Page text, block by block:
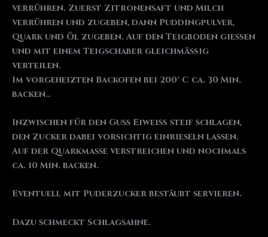
verrühren. Zuerst Zitronensaft und Milch
verrühren und zugeben, dann Puddingpulver,
Quark und Öl zugeben. Auf den Teigboden gießen
und mit einem Teigschaber gleichmäßig
verteilen.
Im vorgeheizten Backofen bei 200° C ca. 30 Min.
backen..
Inzwischen für den Guss Eiweiß steif schlagen,
den Zucker dabei vorsichtig einrieseln lassen.
Auf der Quarkmasse verstreichen und nochmals
ca. 10 Min. backen.
Eventuell mit Puderzucker bestäubt servieren.
Dazu schmeckt Schlagsahne.